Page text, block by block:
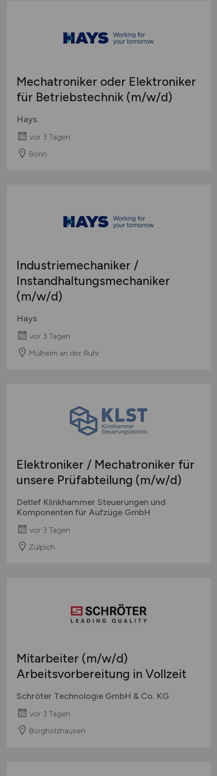
Mechatroniker oder Elektroniker
für Betriebstechnik (m/w/d)
Hays
vor 3 Tagen
Bonn
Industriemechaniker /
Instandhaltungsmechaniker
(m/w/d)
Hays
vor 3 Tagen
Mülheim an der Ruhr
Elektroniker / Mechatroniker für
unsere Prüfabteilung (m/w/d)
Detlef Klinkhammer Steuerungen und
Komponenten für Aufzüge GmbH
vor 3 Tagen
Zülpich
Mitarbeiter (m/w/d)
Arbeitsvorbereitung in Vollzeit
Schröter Technologie GmbH & Co. KG
vor 3 Tagen
Borgholzhausen